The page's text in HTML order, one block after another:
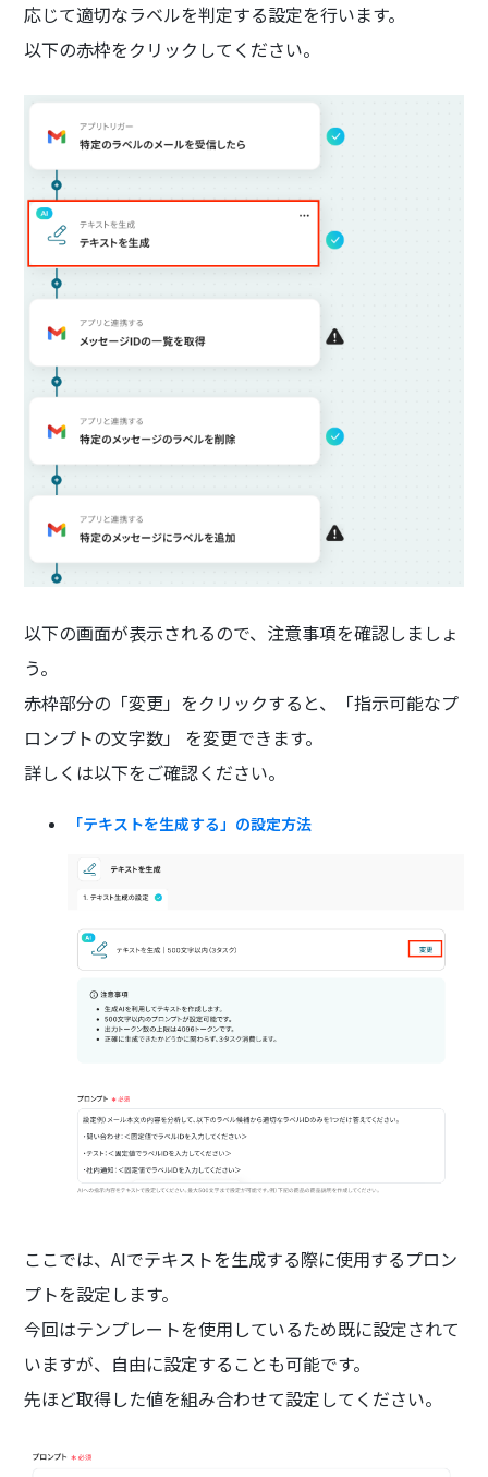
応じて適切なラベルを判定する設定を行います。
以下の赤枠をクリックしてください。
以下の画面が表示されるので、注意事項を確認しましょ
う。
赤枠部分の「変更」をクリックすると、「指示可能なプ
ロンプトの文字数」 を変更できます。
詳しくは以下をご確認ください。
「テキストを生成する」の設定方法
ここでは、AIでテキストを生成する際に使用するプロン
プトを設定します。
今回はテンプレートを使用しているため既に設定されて
いますが、自由に設定することも可能です。
先ほど取得した値を組み合わせて設定してください。